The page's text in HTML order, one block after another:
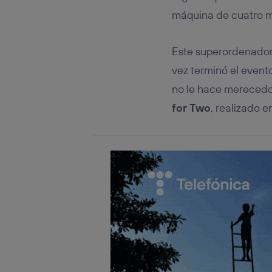
máquina de cuatro
Este
vez terminó el
no le hace
for Two, realizado
conecte
Puedes
Para